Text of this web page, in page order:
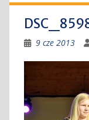
9 cze 2013